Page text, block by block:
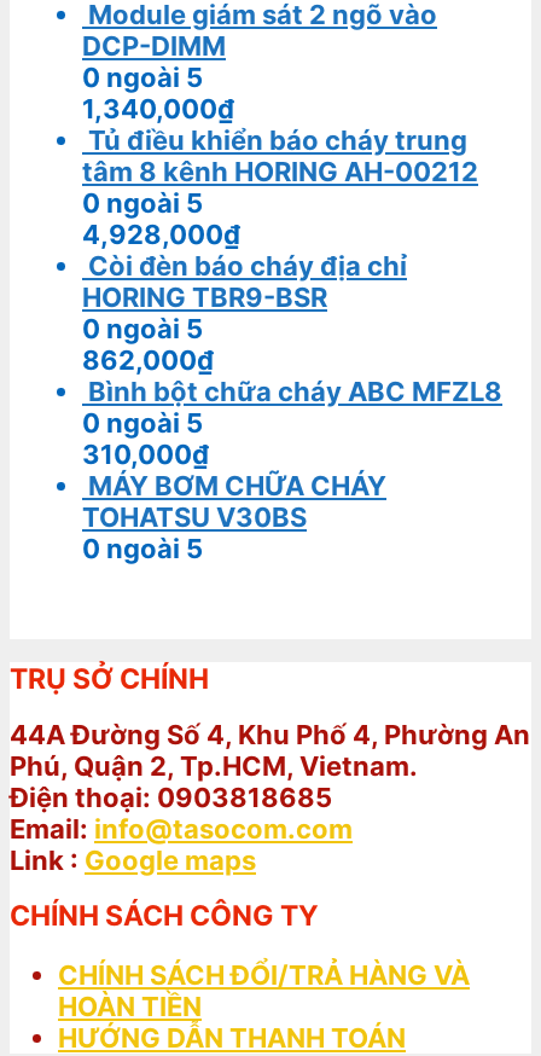
Module giám sát 2 ngõ vào
DCP-DIMM
0 ngoài 5
1,340,000₫
Tủ điều khiển báo cháy trung
tâm 8 kênh HORING AH-00212
0 ngoài 5
4,928,000₫
Còi đèn báo cháy địa chỉ
HORING TBR9-BSR
0 ngoài 5
862,000₫
Bình bột chữa cháy ABC MFZL8
0 ngoài 5
310,000₫
MÁY BƠM CHỮA CHÁY
TOHATSU V30BS
0 ngoài 5
TRỤ SỞ CHÍNH
44A Đường Số 4, Khu Phố 4, Phường An
Phú, Quận 2, Tp.HCM, Vietnam.
Điện thoại: 0903818685
Email: info@tasocom.com
Link : Google maps
CHÍNH SÁCH CÔNG TY
CHÍNH SÁCH ĐỔI/TRẢ HÀNG VÀ
HOÀN TIỀN
HƯỚNG DẪN THANH TOÁN